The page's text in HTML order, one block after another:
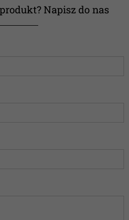
Napisz do nas